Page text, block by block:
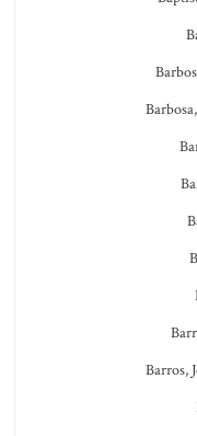
Barros,